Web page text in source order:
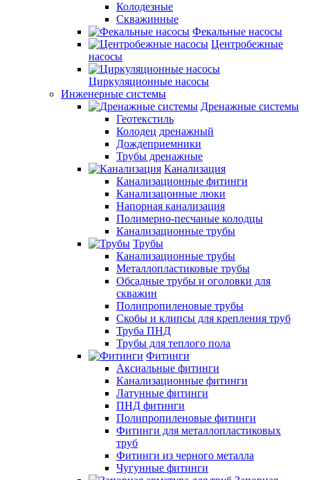
Колодезные
Скважинные
Фекальные насосы
Центробежные
насосы
Циркуляционные насосы
Инженерные системы
Дренажные системы
Геотекстиль
Колодец дренажный
Дождеприемники
Трубы дренажные
Канализация
Канализационные фитинги
Канализацонные люки
Напорная канализация
Полимерно-песчаные колодцы
Канализационные трубы
Трубы
Канализационные трубы
Металлопластиковые трубы
Обсадные трубы и оголовки для
скважин
Полипропиленовые трубы
Скобы и клипсы для крепления труб
Труба ПНД
Трубы для теплого пола
Фитинги
Аксиальные фитинги
Канализационные фитинги
Латунные фитинги
ПНД фитинги
Полипропиленовые фитинги
Фитинги для металлопластиковых
труб
Фитинги из черного металла
Чугунные фитинги